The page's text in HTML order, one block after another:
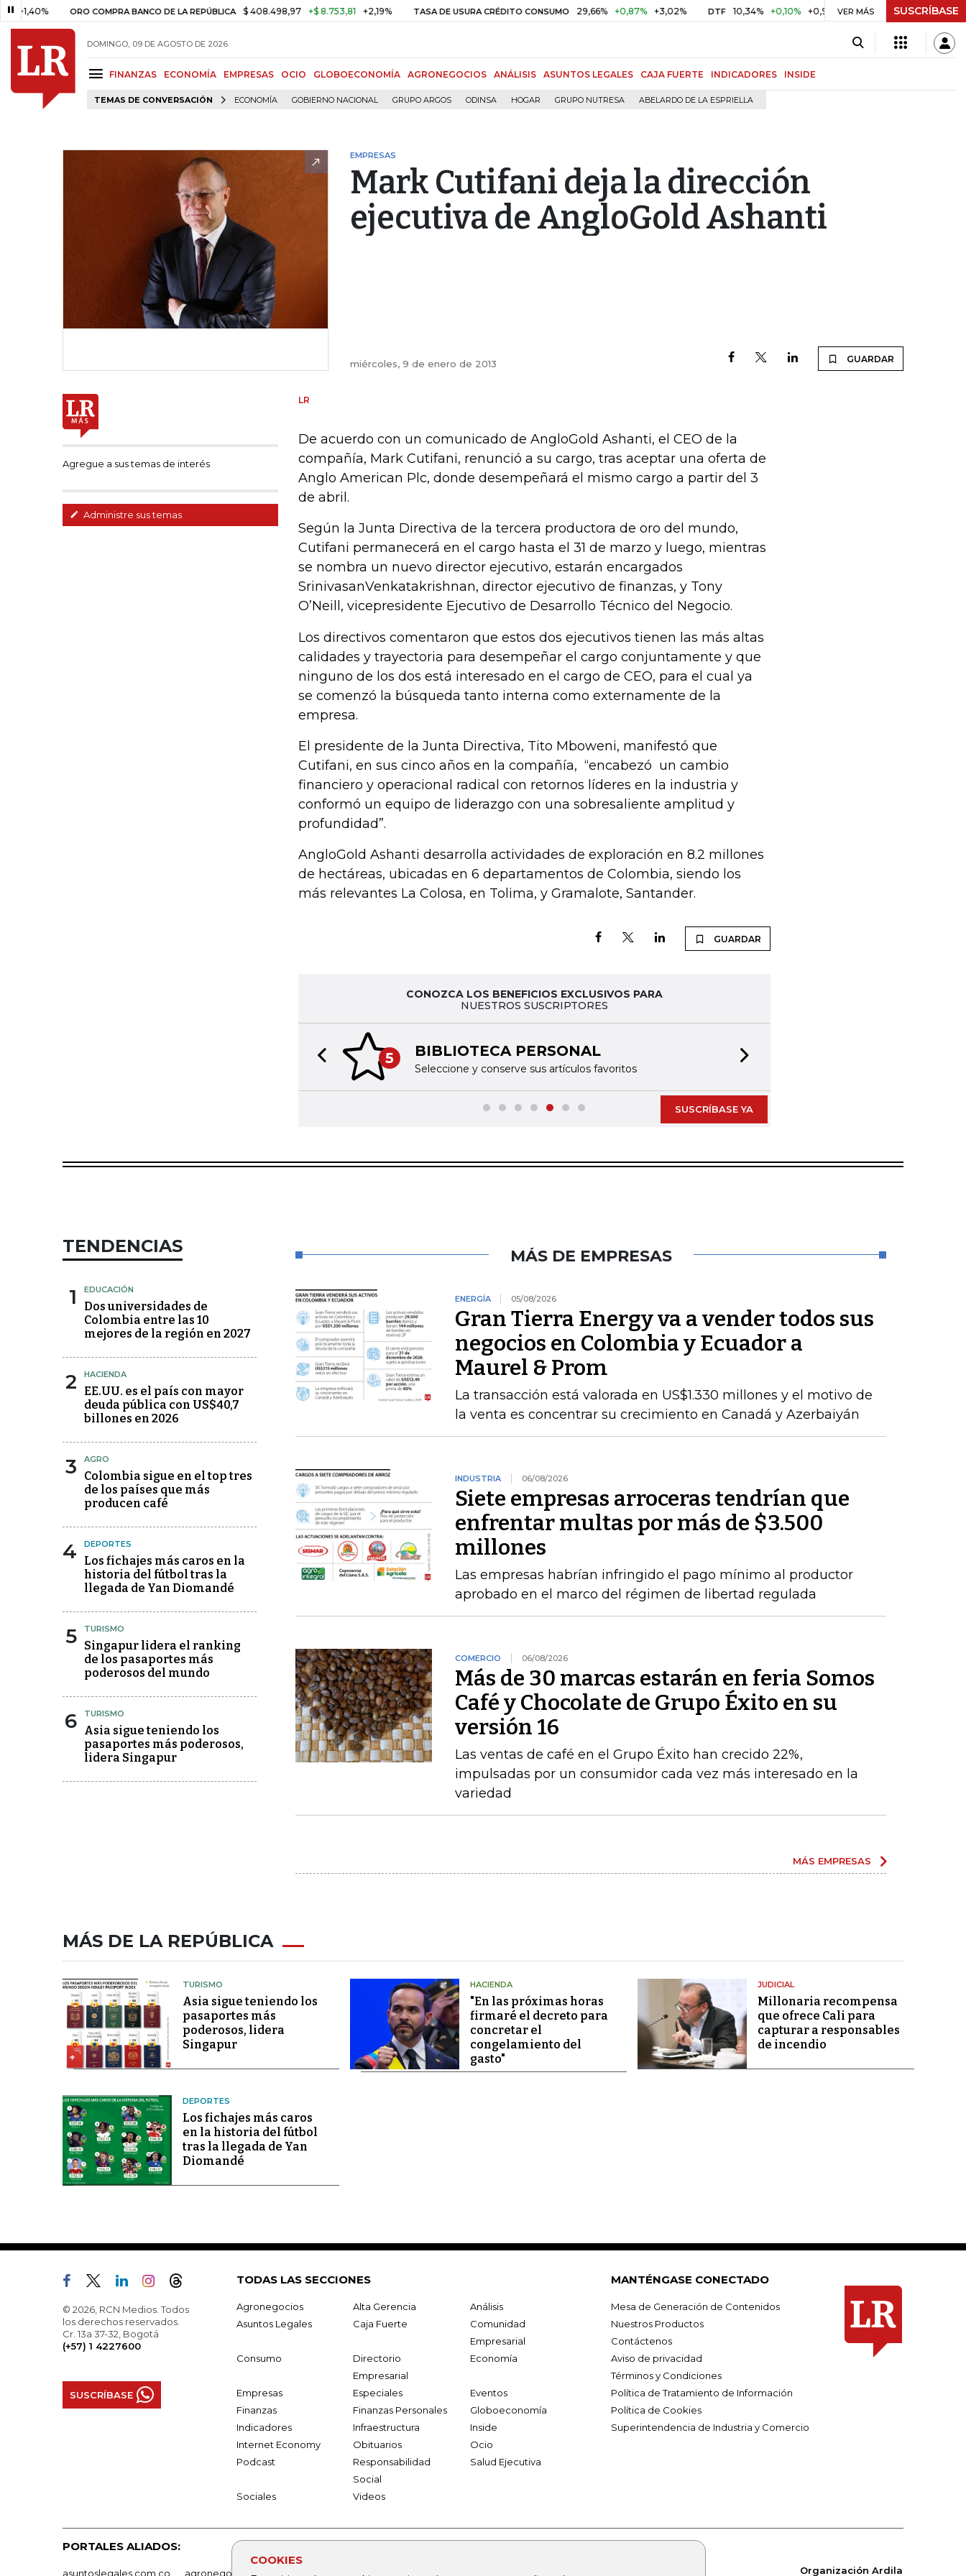
ORO COMPRA BANCO DE LA REPÚBLICA $ 408.498,97 +$ 8.753,81 +2,19% TASA DE USURA CRÉDITO CONSUMO 29,66% +0,87% +3,02% DTF 10,34% +0,10% +0,98% UVR $ 417,01 +$ 0,05 +0,01%
VER MÁS SUSCRÍBASE
DOMINGO, 09 DE AGOSTO DE 2026
FINANZAS ECONOMÍA EMPRESAS OCIO GLOBOECONOMÍA AGRONEGOCIOS ANÁLISIS ASUNTOS LEGALES CAJA FUERTE INDICADORES INSIDE
TEMAS DE CONVERSACIÓN ECONOMÍA GOBIERNO NACIONAL GRUPO ARGOS ODINSA HOGAR GRUPO NUTRESA ABELARDO DE LA ESPRIELLA
COOKIES
EMPRESAS
Mark Cutifani deja la dirección
ejecutiva de AngloGold Ashanti
miércoles, 9 de enero de 2013 GUARDAR
Agregue a sus temas de interés
Administre sus temas
LR
De acuerdo con un comunicado de AngloGold Ashanti, el CEO de la
compañía, Mark Cutifani, renunció a su cargo, tras aceptar una oferta de
Anglo American Plc, donde desempeñará el mismo cargo a partir del 3
de abril.
Según la Junta Directiva de la tercera productora de oro del mundo,
Cutifani permanecerá en el cargo hasta el 31 de marzo y luego, mientras
se nombra un nuevo director ejecutivo, estarán encargados
SrinivasanVenkatakrishnan, director ejecutivo de finanzas, y Tony
O’Neill, vicepresidente Ejecutivo de Desarrollo Técnico del Negocio.
Los directivos comentaron que estos dos ejecutivos tienen las más altas
calidades y trayectoria para desempeñar el cargo conjuntamente y que
ninguno de los dos está interesado en el cargo de CEO, para el cual ya
se comenzó la búsqueda tanto interna como externamente de la
empresa.
El presidente de la Junta Directiva, Tito Mboweni, manifestó que
Cutifani, en sus cinco años en la compañía, “encabezó un cambio
financiero y operacional radical con retornos líderes en la industria y
conformó un equipo de liderazgo con una sobresaliente amplitud y
profundidad”.
AngloGold Ashanti desarrolla actividades de exploración en 8.2 millones
de hectáreas, ubicadas en 6 departamentos de Colombia, siendo los
más relevantes La Colosa, en Tolima, y Gramalote, Santander.
GUARDAR
CONOZCA LOS BENEFICIOS EXCLUSIVOS PARA
NUESTROS SUSCRIPTORES
5 BIBLIOTECA PERSONAL
Seleccione y conserve sus artículos favoritos
Previous slide
SUSCRÍBASE YA
TENDENCIAS
1 EDUCACIÓN
Dos universidades de
Colombia entre las 10
mejores de la región en 2027
2 HACIENDA
EE.UU. es el país con mayor
deuda pública con US$40,7
billones en 2026
3 AGRO
Colombia sigue en el top tres
de los países que más
producen café
4 DEPORTES
Los fichajes más caros en la
historia del fútbol tras la
llegada de Yan Diomandé
5 TURISMO
Singapur lidera el ranking
de los pasaportes más
poderosos del mundo
6 TURISMO
Asia sigue teniendo los
pasaportes más poderosos,
lidera Singapur
MÁS DE EMPRESAS
ENERGÍA 05/08/2026
Gran Tierra Energy va a vender todos sus
negocios en Colombia y Ecuador a
Maurel & Prom
La transacción está valorada en US$1.330 millones y el motivo de
la venta es concentrar su crecimiento en Canadá y Azerbaiyán
INDUSTRIA 06/08/2026
Siete empresas arroceras tendrían que
enfrentar multas por más de $3.500
millones
Las empresas habrían infringido el pago mínimo al productor
aprobado en el marco del régimen de libertad regulada
COMERCIO 06/08/2026
Más de 30 marcas estarán en feria Somos
Café y Chocolate de Grupo Éxito en su
versión 16
Las ventas de café en el Grupo Éxito han crecido 22%,
impulsadas por un consumidor cada vez más interesado en la
variedad
MÁS EMPRESAS
MÁS DE LA REPÚBLICA
TURISMO
Asia sigue teniendo los
pasaportes más
poderosos, lidera
Singapur
HACIENDA
"En las próximas horas
firmaré el decreto para
concretar el
congelamiento del
gasto"
JUDICIAL
Millonaria recompensa
que ofrece Cali para
capturar a responsables
de incendio
DEPORTES
Los fichajes más caros
en la historia del fútbol
tras la llegada de Yan
Diomandé
© 2026, RCN Medios. Todos
los derechos reservados.
Cr. 13a 37-32, Bogotá
(+57) 1 4227600
SUSCRÍBASE
TODAS LAS SECCIONES
Agronegocios Alta Gerencia
Análisis
Asuntos Legales
Caja Fuerte
Comunidad
Empresarial
Consumo
Directorio
Empresarial
Economía
Empresas Especiales
Eventos
Finanzas
Finanzas Personales
Globoeconomía
Indicadores
Infraestructura
Inside
Internet Economy
Obituarios
Ocio
Podcast
Responsabilidad
Social
Salud Ejecutiva
Sociales Videos
MANTÉNGASE CONECTADO
Mesa de Generación de Contenidos
Nuestros Productos
Contáctenos
Aviso de privacidad
Términos y Condiciones
Política de Tratamiento de Información
Política de Cookies
Superintendencia de Industria y Comercio
PORTALES ALIADOS:
asuntoslegales.com.co agronegocios.co empresas.larepublica.co firmasdeabogados.com bolsaencolombia.com Organización Ardila